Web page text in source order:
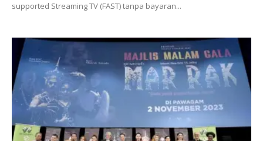
supported Streaming TV (FAST) tanpa bayaran...